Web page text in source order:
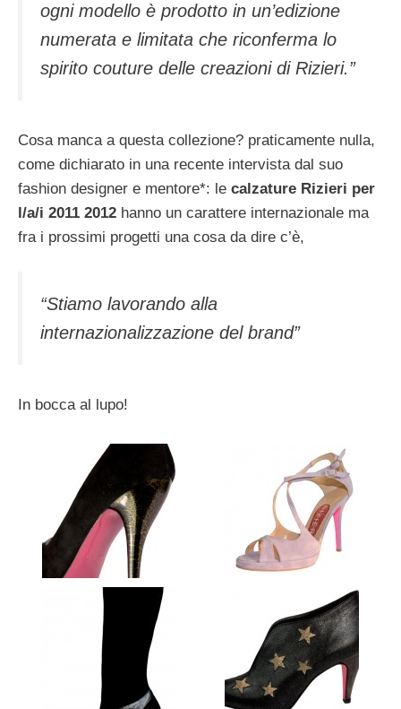
ogni modello è prodotto in un’edizione
numerata e limitata che riconferma lo
spirito couture delle creazioni di Rizieri.”
Cosa manca a questa collezione? praticamente nulla,
come dichiarato in una recente intervista dal suo
fashion designer e mentore*: le calzature Rizieri per
l/a/i 2011 2012 hanno un carattere internazionale ma
fra i prossimi progetti una cosa da dire c’è,
“Stiamo lavorando alla
internazionalizzazione del brand”
In bocca al lupo!